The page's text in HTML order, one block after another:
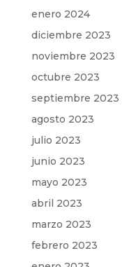
enero 2024
diciembre 2023
noviembre 2023
octubre 2023
septiembre 2023
agosto 2023
julio 2023
junio 2023
mayo 2023
abril 2023
marzo 2023
febrero 2023